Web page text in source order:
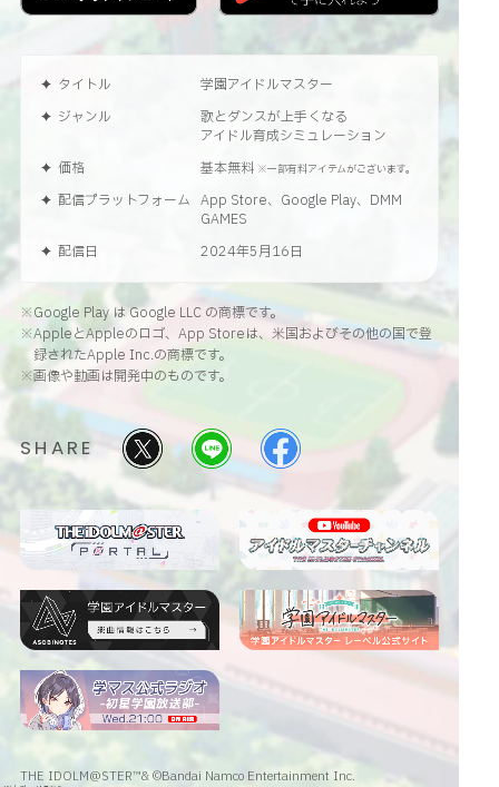
タイトル
学園アイドルマスター
ジャンル
歌とダンスが上手くなる
アイドル育成シミュレーション
価格
基本無料 ※一部有料アイテムがございます。
配信プラットフォーム App Store、Google Play、DMM
GAMES
配信日
2024年5月16日
※Google Play は Google LLC の商標です。
※AppleとAppleのロゴ、App Storeは、米国およびその他の国で登
録されたApple Inc.の商標です。
※画像や動画は開発中のものです。
SHARE
THE IDOLM@STER™& ©Bandai Namco Entertainment Inc.